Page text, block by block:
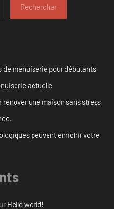
Rechercher
menuiserie pour débutants
actuelle
une maison sans stress
peuvent enrichir votre
Hello world!